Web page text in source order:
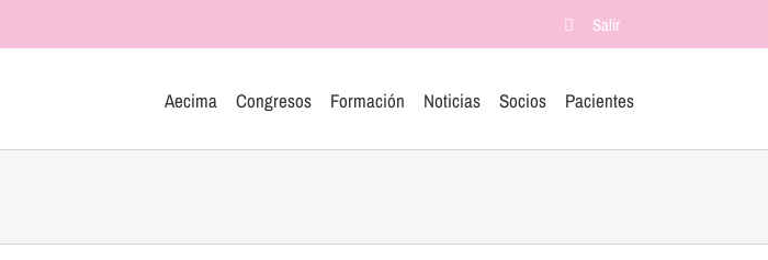
Salir
Aecima Congresos Formación Noticias Socios Pacientes